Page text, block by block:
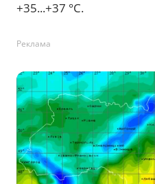
+35...+37 °С.
Реклама